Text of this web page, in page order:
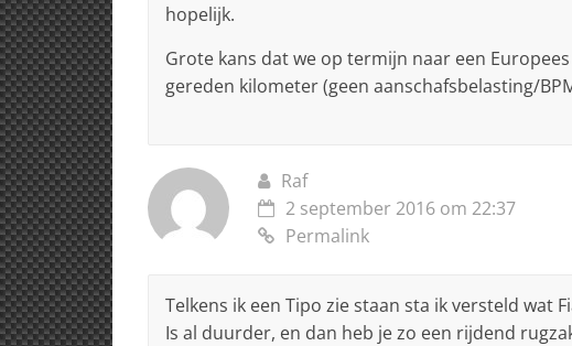
hopelijk.
Grote kans dat we op termijn naar een
gereden kilometer (geen aanschafsbelasting/
Raf
2 september 2016 om 22:37
Permalink
Telkens ik een Tipo zie staan sta ik versteld wat
Is al duurder, en dan heb je zo een rijdend